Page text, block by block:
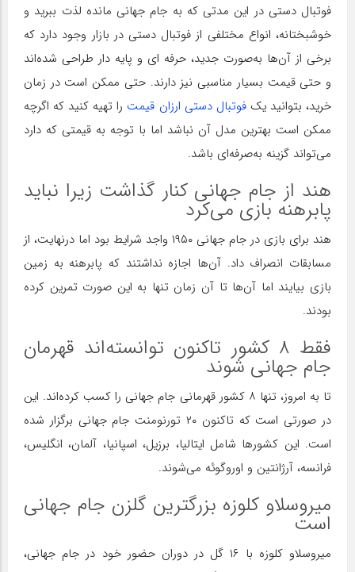
فوتبال دستی در این مدتی که به جام جهانی مانده لذت ببرید و
خوشبختانه، انواع مختلفی از فوتبال دستی در بازار وجود دارد که
برخی از آن‌ها به‌صورت جدید، حرفه ای و پایه دار طراحی شده‌اند
و حتی قیمت بسیار مناسبی نیز دارند. حتی ممکن است در زمان
خرید، بتوانید یکفوتبال دستی ارزان قیمت را تهیه کنید که اگرچه
ممکن است بهترین مدل آن نباشد اما با توجه به قیمتی که دارد
می‌تواند گزینه به‌صرفه‌ای باشد.
هند از جام جهانی کنار گذاشت زیرا نباید
پابرهنه بازی می‌کرد
هند برای بازی در جام جهانی ۱۹۵۰ واجد شرایط بود اما درنهایت، از
مسابقات انصراف داد. آن‌ها اجازه نداشتند که پابرهنه به زمین
بازی بیایند اما آن‌ها تا آن زمان تنها به این صورت تمرین کرده
بودند.
فقط ۸ کشور تاکنون توانسته‌اند قهرمان
جام جهانی شوند
تا به امروز، تنها ۸ کشور قهرمانی جام جهانی را کسب کرده‌اند. این
در صورتی است که تاکنون ۲۰ تورنومنت جام جهانی برگزار شده
است. این کشورها شامل ایتالیا، برزیل، اسپانیا، آلمان، انگلیس،
فرانسه، آرژانتین و اوروگوئه می‌شوند.
میروسلاو کلوزه بزرگترین گلزن جام جهانی
است
میروسلاو کلوزه با ۱۶ گل در دوران حضور خود در جام جهانی،